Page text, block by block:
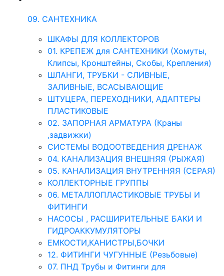
09. САНТЕХНИКА
ШКАФЫ ДЛЯ КОЛЛЕКТОРОВ
01. КРЕПЕЖ для САНТЕХНИКИ (Хомуты,
Клипсы, Кронштейны, Скобы, Крепления)
ШЛАНГИ, ТРУБКИ - СЛИВНЫЕ,
ЗАЛИВНЫЕ, ВСАСЫВАЮЩИЕ
ШТУЦЕРА, ПЕРЕХОДНИКИ, АДАПТЕРЫ
ПЛАСТИКОВЫЕ
02. ЗАПОРНАЯ АРМАТУРА (Краны
,задвижки)
СИСТЕМЫ ВОДООТВЕДЕНИЯ ДРЕНАЖ
04. КАНАЛИЗАЦИЯ ВНЕШНЯЯ (РЫЖАЯ)
05. КАНАЛИЗАЦИЯ ВНУТРЕННЯЯ (СЕРАЯ)
КОЛЛЕКТОРНЫЕ ГРУППЫ
06. МЕТАЛЛОПЛАСТИКОВЫЕ ТРУБЫ И
ФИТИНГИ
НАСОСЫ , РАСШИРИТЕЛЬНЫЕ БАКИ И
ГИДРОАККУМУЛЯТОРЫ
ЕМКОСТИ,КАНИСТРЫ,БОЧКИ
12. ФИТИНГИ ЧУГУННЫЕ (Резьбовые)
07. ПНД Трубы и Фитинги для